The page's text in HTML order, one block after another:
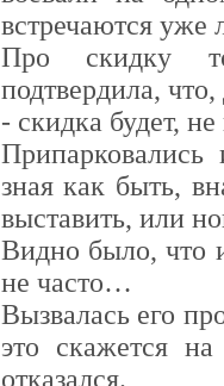
встречаются уже
Про скидку
подтвердила,
- скидка будет,
зная как быть,
выставить, или
Видно было, что
не часто…
Вызвалась его
это скажется
отказался.